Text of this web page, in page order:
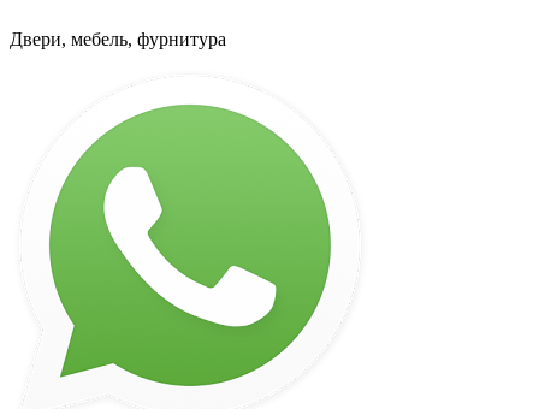
Двери, мебель, фурнитура